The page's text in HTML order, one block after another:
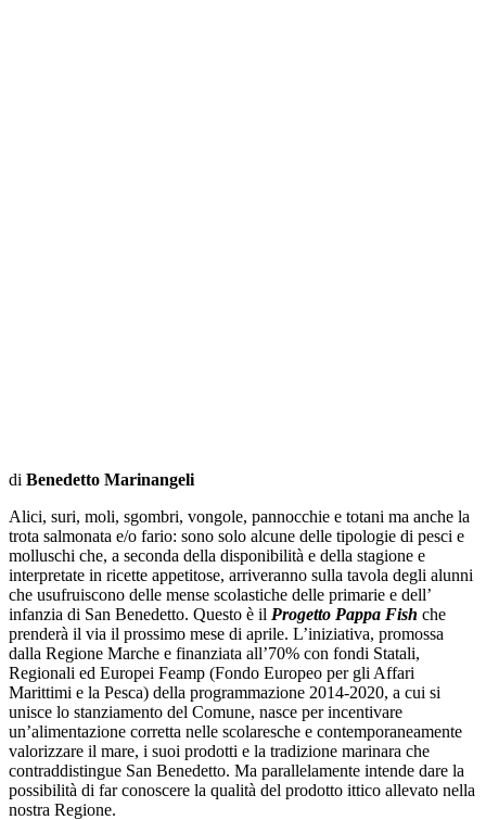
di Benedetto Marinangeli
Alici, suri, moli, sgombri, vongole, pannocchie e totani ma anche la
trota salmonata e/o fario: sono solo alcune delle tipologie di pesci e
molluschi che, a seconda della disponibilità e della stagione e
interpretate in ricette appetitose, arriveranno sulla tavola degli alunni
che usufruiscono delle mense scolastiche delle primarie e dell’
infanzia di San Benedetto. Questo è il Progetto Pappa Fish che
prenderà il via il prossimo mese di aprile. L’iniziativa, promossa
dalla Regione Marche e finanziata all’70% con fondi Statali,
Regionali ed Europei Feamp (Fondo Europeo per gli Affari
Marittimi e la Pesca) della programmazione 2014-2020, a cui si
unisce lo stanziamento del Comune, nasce per incentivare
un’alimentazione corretta nelle scolaresche e contemporaneamente
valorizzare il mare, i suoi prodotti e la tradizione marinara che
contraddistingue San Benedetto. Ma parallelamente intende dare la
possibilità di far conoscere la qualità del prodotto ittico allevato nella
nostra Regione.